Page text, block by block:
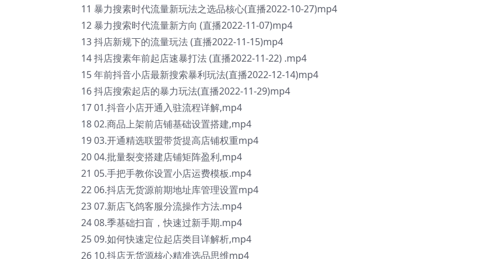
11 暴力搜素时代流量新玩法之选品核心(直播2022-10-27)mp4
12 暴力搜索时代流量新方向 (直播2022-11-07)mp4
13 抖店新规下的流量玩法 (直播2022-11-15)mp4
14 抖店搜素年前起店速暴打法 (直播2022-11-22) .mp4
15 年前抖音小店最新搜索暴利玩法(直播2022-12-14)mp4
16 抖店搜索起店的暴力玩法(直播2022-11-29)mp4
17 01.抖音小店开通入驻流程详解,mp4
18 02.商品上架前店铺基础设置搭建,mp4
19 03.开通精选联盟带货提高店铺权重mp4
20 04.批量裂变搭建店铺矩阵盈利,mp4
21 05.手把手教你设置小店运费模板.mp4
22 06.抖店无货源前期地址库管理设置mp4
23 07.新店飞鸽客服分流操作方法.mp4
24 08.季基础扫盲，快速过新手期.mp4
25 09.如何快速定位起店类目详解析,mp4
26 10.抖店无货源核心精准选品思维mp4